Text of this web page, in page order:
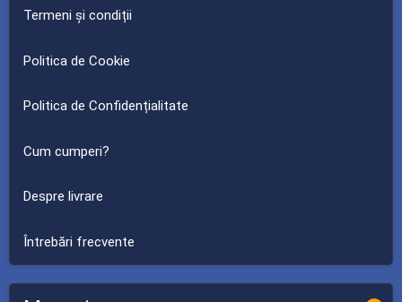
Termeni și condiții
Politica de Cookie
Politica de Confidențialitate
Cum cumperi?
Despre livrare
Întrebări frecvente